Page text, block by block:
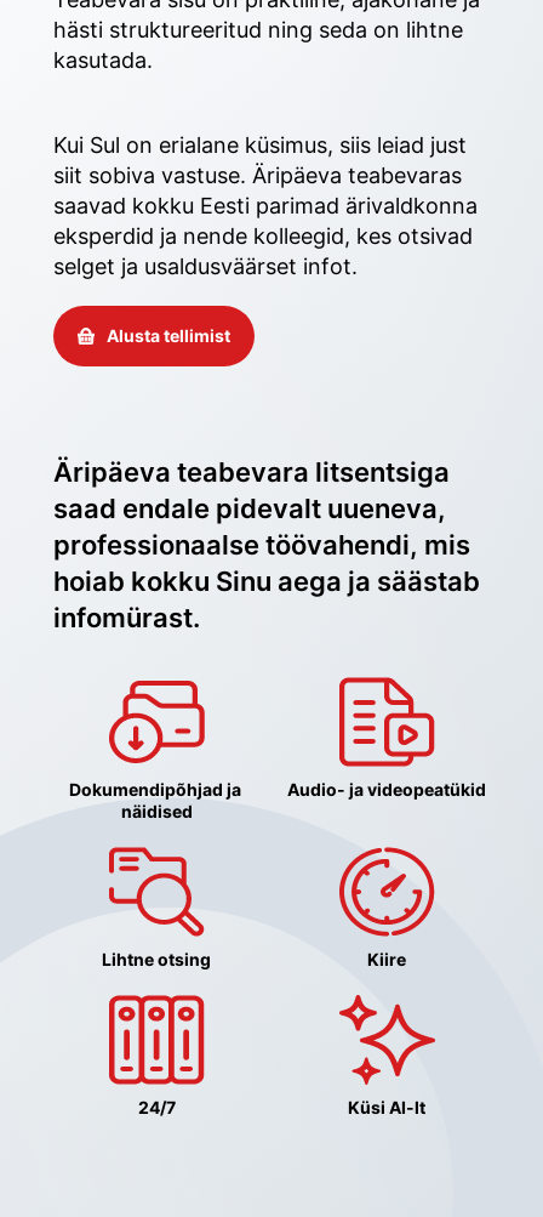
hästi struktureeritud ning seda on lihtne
kasutada.
Kui Sul on erialane küsimus, siis leiad just
siit sobiva vastuse. Äripäeva teabevaras
saavad kokku Eesti parimad ärivaldkonna
eksperdid ja nende kolleegid, kes otsivad
selget ja usaldusväärset infot.
Alusta tellimist
Äripäeva teabevara litsentsiga
saad endale pidevalt uueneva,
professionaalse töövahendi, mis
hoiab kokku Sinu aega ja säästab
infomürast.
Dokumendipõhjad ja
näidised
Audio- ja videopeatükid
Lihtne otsing Kiire
24/7 Küsi AI-lt